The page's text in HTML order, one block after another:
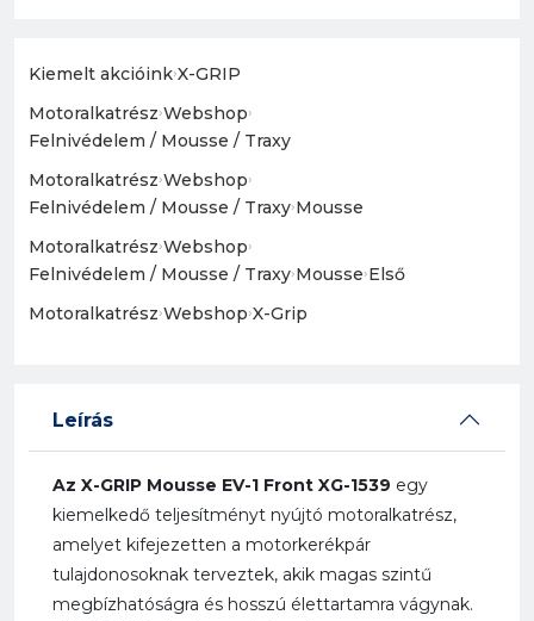
Kiemelt akcióink›X-GRIP
Motoralkatrész›Webshop›
Felnivédelem / Mousse / Traxy
Motoralkatrész›Webshop›
Felnivédelem / Mousse / Traxy›Mousse
Motoralkatrész›Webshop›
Felnivédelem / Mousse / Traxy›Mousse›Első
Motoralkatrész›Webshop›X-Grip
Leírás
Az X-GRIP Mousse EV-1 Front XG-1539 egy
kiemelkedő teljesítményt nyújtó motoralkatrész,
amelyet kifejezetten a motorkerékpár
tulajdonosoknak terveztek, akik magas szintű
megbízhatóságra és hosszú élettartamra vágynak.